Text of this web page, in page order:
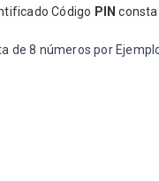
Código PIN consta
de 8 números por